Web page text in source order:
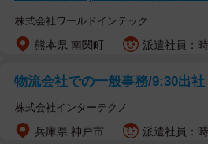
はじめは不思議そうな表情を浮か
に……！うーちゃんがまだおすわり
株式会社ワールドインテック
熊本県 南関町 派遣社員：
物流会社での一般事務/9:30出
株式会社インターテクノ
兵庫県 神戸市 派遣社員：